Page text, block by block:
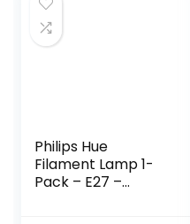
Philips Hue
Filament Lamp 1-
Pack – E27 –